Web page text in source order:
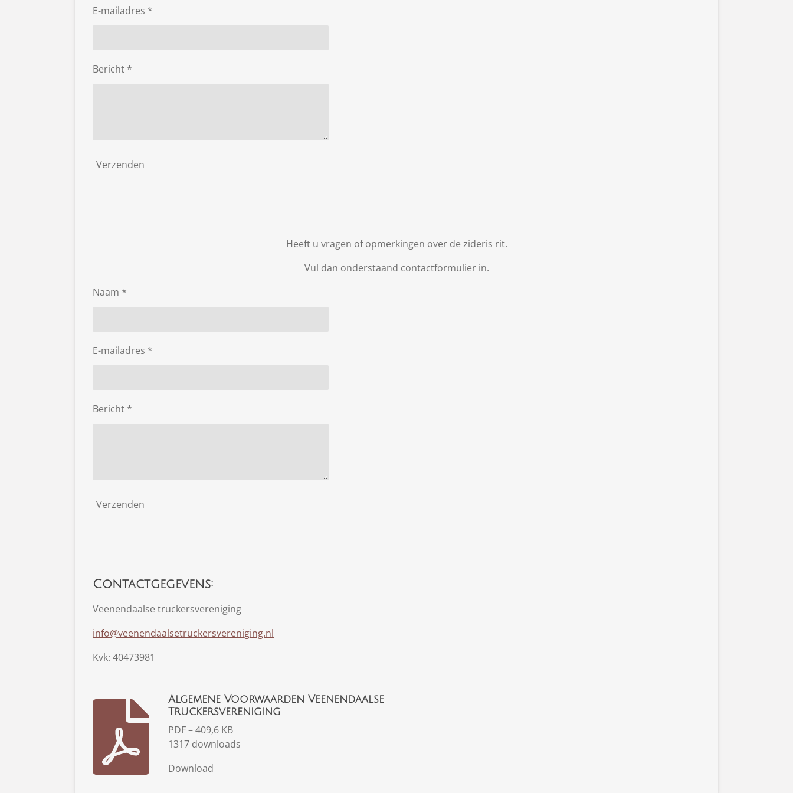
E-mailadres *
Bericht *
Verzenden
Heeft u vragen of opmerkingen over de zideris rit.
Vul dan onderstaand contactformulier in.
Naam *
E-mailadres *
Bericht *
Verzenden
Contactgegevens:
Veenendaalse truckersvereniging
info@veenendaalsetruckersvereniging.nl
Kvk: 40473981
Algemene Voorwaarden Veenendaalse
Truckersvereniging
PDF – 409,6 KB
1317 downloads
Download